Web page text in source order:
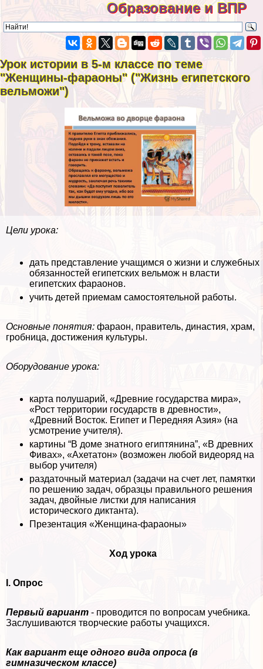
Образование и ВПР
Урок истории в 5-м классе по теме
"Женщины-фараоны" ("Жизнь египетского
вельможи")
Цели урока:
дать представление учащимся о жизни и служебных
обязанностей египетских вельмож н власти
египетских фараонов.
учить детей приемам самостоятельной работы.
Основные понятия: фараон, правитель, династия, храм,
гробница, достижения культуры.
Оборудование урока:
карта полушарий, «Древние государства мира»,
«Рост территории государств в древности»,
«Древний Восток. Египет и Передняя Азия» (на
усмотрение учителя).
картины “В доме знатного египтянина”, «В древних
Фивах», «Ахетатон» (возможен любой видеоряд на
выбор учителя)
раздаточный материал (задачи на счет лет, памятки
по решению задач, образцы правильного решения
задач, двойные листки для написания
исторического диктанта).
Презентация «Женщина-фараоны»
Ход урока
I. Опрос
Первый вариант - проводится по вопросам учебника.
Заслушиваются творческие работы учащихся.
Как вариант еще одного вида опроса (в
гимназическом классе)